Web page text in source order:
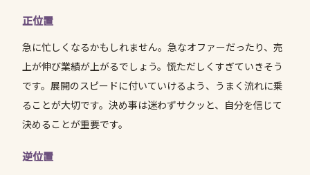
正位置
急に忙しくなるかもしれません。急なオファーだったり、売
上が伸び業績が上がるでしょう。慌ただしくすぎていきそう
です。展開のスピードに付いていけるよう、うまく流れに乗
ることが大切です。決め事は迷わずサクッと、自分を信じて
決めることが重要です。
逆位置